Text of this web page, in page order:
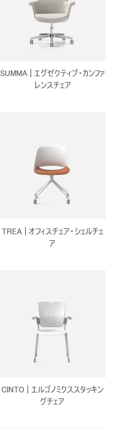
SUMMA | エグゼクティブ・カンファ
レンスチェア
TREA | オフィスチェア・シェルチェ
ア
CINTO | エルゴノミクススタッキン
グチェア